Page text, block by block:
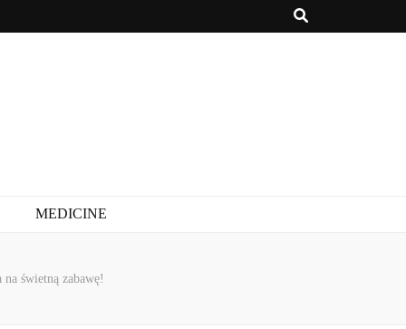
MEDICINE
świetną zabawę!